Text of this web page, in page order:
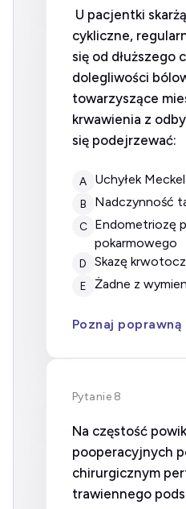
U pacjentki
cykliczne,
się od dłuższego
dolegliwości
towarzyszące
krwawienia z
się podejrzewać:
A uchyłek
B nadczynność
C
endometriozę przewodu
pokarmowego
D skazę
E żadne z
Poznaj
Pytanie 8
Na częstość
pooperacyjnych
chirurgicznym
trawiennego